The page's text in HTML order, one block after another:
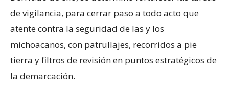
de vigilancia, para cerrar paso a todo acto que
atente contra la seguridad de las y los
michoacanos, con patrullajes, recorridos a pie
tierra y filtros de revisión en puntos estratégicos de
la demarcación.